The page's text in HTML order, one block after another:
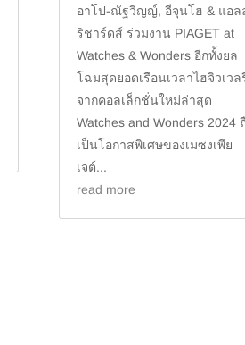
อาโป-ณัฐวิญญ์, อีจุนโฮ & แอล
ริชาร์ดส์ ร่วมงาน PIAGET at
Watches & Wonders อีกทั้งยล
โฉมสุดยอดเรือนเวลาไฮจิวเวล
จากคอลเล็กชั่นใหม่ล่าสุ
Watches and Wonders 2024
เป็นโอกาสพิเศษของเมซงเพีย
เจต์...
read more